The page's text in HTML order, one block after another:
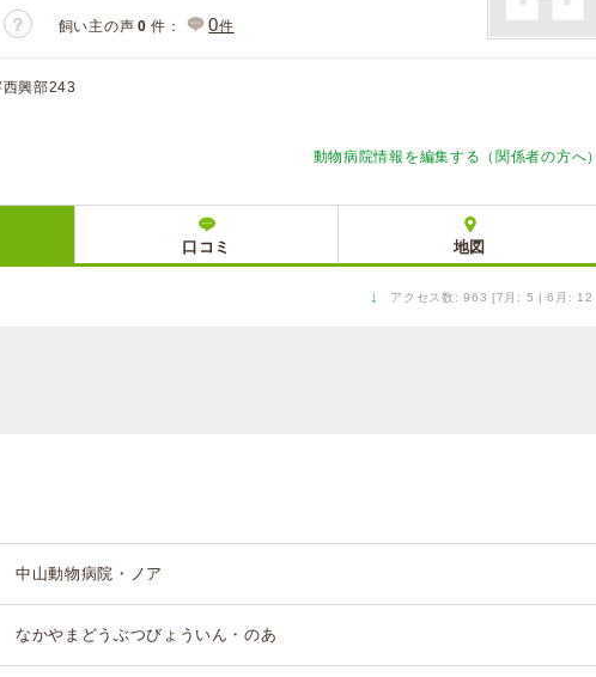
？ 飼い主の声 0 件： 0件
興部243
動物病院情報を編集する（関係者の方へ）
口コミ 地図
↓ アクセス数: 963 [7月: 5 | 6月: 12
中山動物病院・ノア
なかやまどうぶつびょういん・のあ